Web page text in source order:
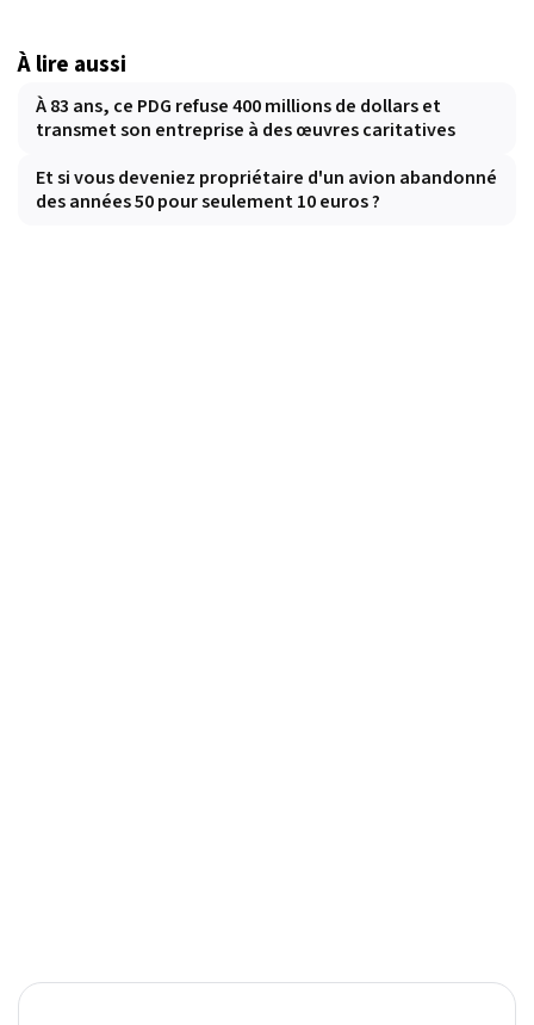
À lire aussi
À 83 ans, ce PDG refuse 400 millions de dollars et
transmet son entreprise à des œuvres caritatives
Et si vous deveniez propriétaire d'un avion abandonné
des années 50 pour seulement 10 euros ?